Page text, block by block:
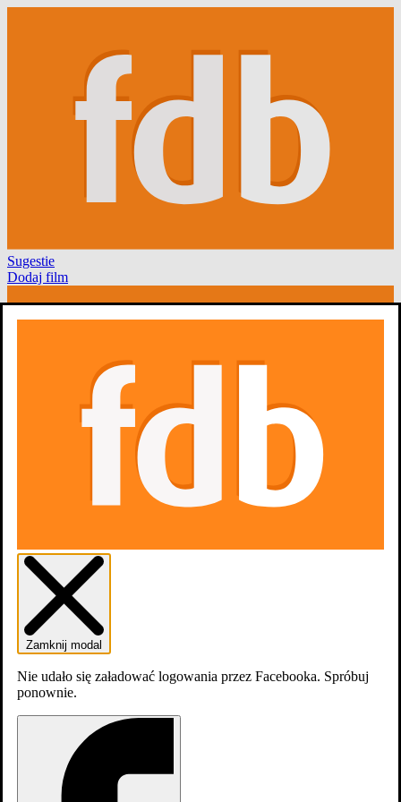
Sugestie
Dodaj film
Zaloguj sięZałóź konto
Zamknij modal
Nie udało się załadować logowania przez Facebooka. Spróbuj
ponownie.